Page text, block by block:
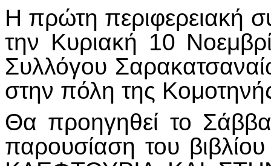
Η πρώτη περιφερειακή
την Κυριακή 10
Συλλόγου
στην πόλη της
Θα προηγηθεί το
παρουσίαση του